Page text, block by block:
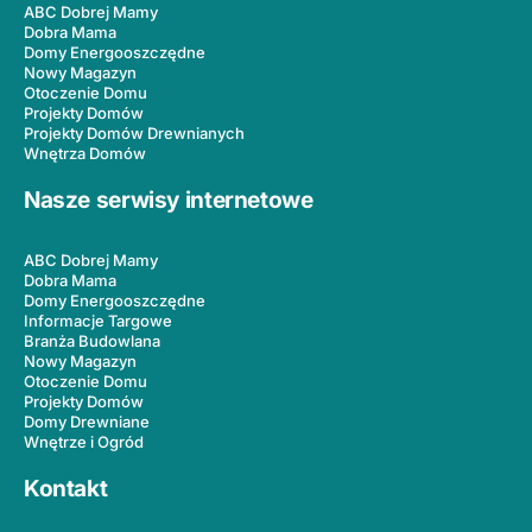
ABC Dobrej Mamy
Dobra Mama
Domy Energooszczędne
Nowy Magazyn
Otoczenie Domu
Projekty Domów
Projekty Domów Drewnianych
Wnętrza Domów
Nasze serwisy internetowe
ABC Dobrej Mamy
Dobra Mama
Domy Energooszczędne
Informacje Targowe
Branża Budowlana
Nowy Magazyn
Otoczenie Domu
Projekty Domów
Domy Drewniane
Wnętrze i Ogród
Kontakt